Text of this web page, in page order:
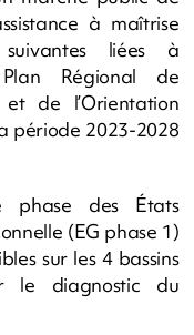
à maîtrise
liées à
Régional de
de l’Orientation
période 2023-2028
phase des États
(EG phase 1)
sur les 4 bassins
le diagnostic du